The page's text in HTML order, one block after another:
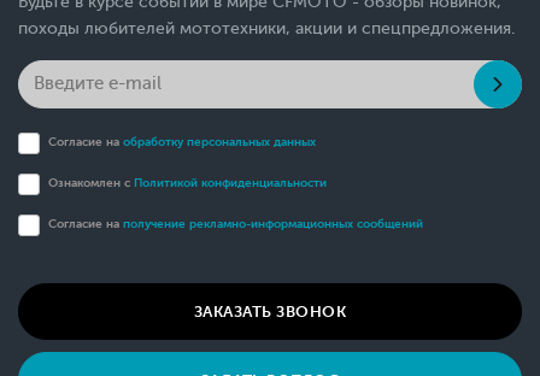
походы любителей мототехники, акции и спецпредложения.
Согласие на обработку персональных данных
Ознакомлен с Политикой конфиденциальности
Согласие на получение рекламно-информационных сообщений
ЗАКАЗАТЬ ЗВОНОК